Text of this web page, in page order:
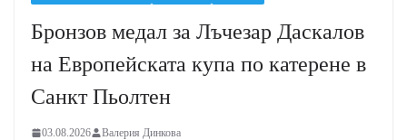
Бронзов медал за Лъчезар Даскалов
на Европейската купа по катерене в
Санкт Пьолтен
03.08.2026 Валерия Динкова